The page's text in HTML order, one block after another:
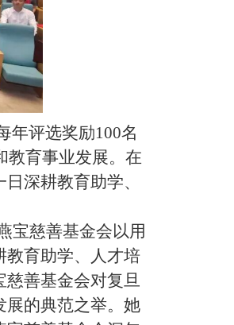
年评选奖励100名
教育事业发展。在
深耕教育助学、
宝慈善基金会以用
教育助学、人才培
善基金会对复旦
展的典范之举。她